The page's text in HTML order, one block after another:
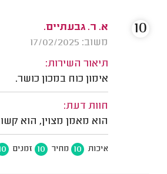
א. ר. גבעתיים.
משוב: 17/02/2025
תיאור השירות:
אימון כוח במכון כושר.
חוות דעת:
הוא מאמן מצוין, הוא
איכות 10 מחיר 10 זמנים
10